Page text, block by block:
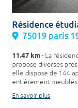
Résidence
75019 paris
11.47 km- La
propose diverses
elle dispose de 144
entièrement meublés
En savoir plus